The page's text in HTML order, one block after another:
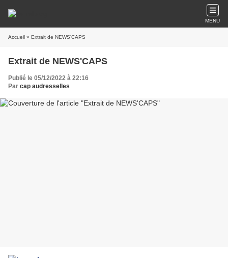
MENU
Accueil » Extrait de NEWS'CAPS
Extrait de NEWS'CAPS
Publié le 05/12/2022 à 22:16
Par cap audresselles